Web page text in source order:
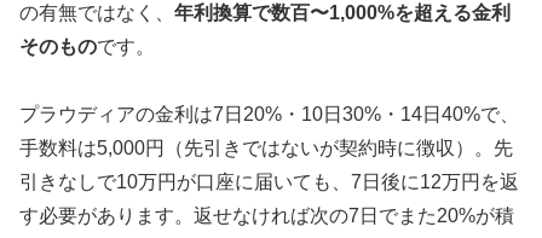
の有無ではなく、 年利換算で数百〜1,000%を超える金利
そのものです。
プラウディアの金利は7日20%・10日30%・14日40%で、
手数料は5,000円（先引きではないが契約時に徴収）。先
引きなしで10万円が口座に届いても、7日後に12万円を返
す必要があります。返せなければ次の7日でまた20%が積